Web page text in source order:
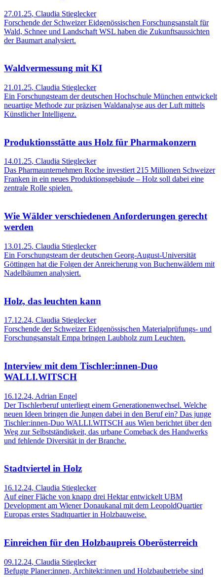
27.01.25, Claudia Stieglecker
Forschende der Schweizer Eidgenössischen Forschungsanstalt für
Wald, Schnee und Landschaft WSL haben die Zukunftsaussichten
der Baumart analysiert.
Waldvermessung mit KI
21.01.25, Claudia Stieglecker
Ein Forschungsteam der deutschen Hochschule München entwickelt
neuartige Methode zur präzisen Waldanalyse aus der Luft mittels
Künstlicher Intelligenz.
Produktionsstätte aus Holz für Pharmakonzern
14.01.25, Claudia Stieglecker
Das Pharmaunternehmen Roche investiert 215 Millionen Schweizer
Franken in ein neues Produktionsgebäude – Holz soll dabei eine
zentrale Rolle spielen.
Wie Wälder verschiedenen Anforderungen gerecht
werden
13.01.25, Claudia Stieglecker
Ein Forschungsteam der deutschen Georg-August-Universität
Göttingen hat die Folgen der Anreicherung von Buchenwäldern mit
Nadelbäumen analysiert.
Holz, das leuchten kann
17.12.24, Claudia Stieglecker
Forschende der Schweizer Eidgenössischen Materialprüfungs- und
Forschungsanstalt Empa bringen Laubholz zum Leuchten.
Interview mit dem Tischler:innen-Duo
WALLI.WITSCH
16.12.24, Adrian Engel
Der Tischlerberuf unterliegt einem Generationenwechsel. Welche
neuen Ideen bringen die Jungen dabei in den Beruf ein? Das junge
Tischler:innen-Duo WALLI.WITSCH aus Wien berichtet über den
Weg zur Selbstständigkeit, das urbane Comeback des Handwerks
und fehlende Diversität in der Branche.
Stadtviertel in Holz
16.12.24, Claudia Stieglecker
Auf einer Fläche von knapp drei Hektar entwickelt UBM
Development am Wiener Donaukanal mit dem LeopoldQuartier
Europas erstes Stadtquartier in Holzbauweise.
Einreichen für den Holzbaupreis Oberösterreich
09.12.24, Claudia Stieglecker
Befugte Planer:innen, Architekt:innen und Holzbaubetriebe sind